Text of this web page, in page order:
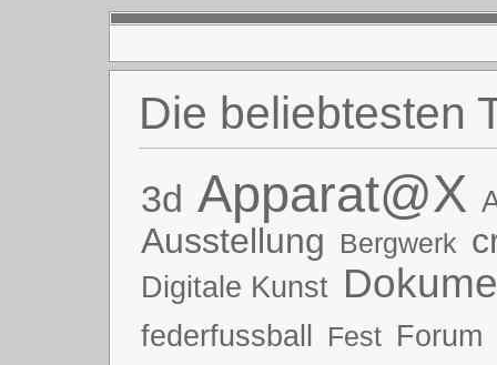
Die beliebtesten
3d Apparat@X
Ausstellung Bergwerk
Digitale Kunst
federfussball Fest Forum